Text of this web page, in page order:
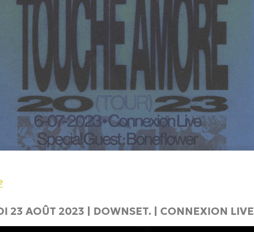
23 AOÛT 2023 | DOWNSET. | CONNEXION LIVE